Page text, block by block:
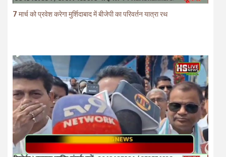
7 मार्च को प्रवेश करेगा मुर्शिदाबाद में बीजेपी का परिवर्तन यात्रा रथ